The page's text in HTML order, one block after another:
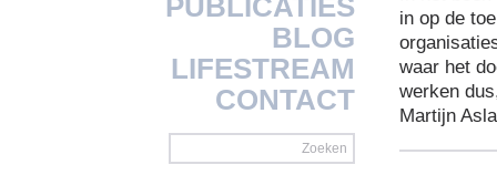
PUBLICATIES
BLOG
LIFESTREAM
CONTACT
in op de
waar het
werken
Martijn